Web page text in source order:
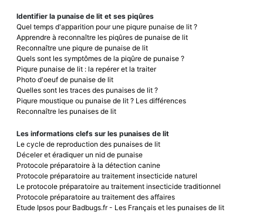
Identifier la punaise de lit et ses piqûres
Quel temps d'apparition pour une piqure punaise de lit ?
Apprendre à reconnaître les piqûres de punaise de lit
Reconnaître une piqure de punaise de lit
Quels sont les symptômes de la piqûre de punaise ?
Piqure punaise de lit : la repérer et la traiter
Photo d'oeuf de punaise de lit
Quelles sont les traces des punaises de lit ?
Piqure moustique ou punaise de lit ? Les différences
Reconnaître les punaises de lit
Les informations clefs sur les punaises de lit
Le cycle de reproduction des punaises de lit
Déceler et éradiquer un nid de punaise
Protocole préparatoire à la détection canine
Protocole préparatoire au traitement insecticide naturel
Le protocole préparatoire au traitement insecticide traditionnel
Protocole préparatoire au traitement des affaires
Etude Ipsos pour Badbugs.fr - Les Français et les punaises de lit